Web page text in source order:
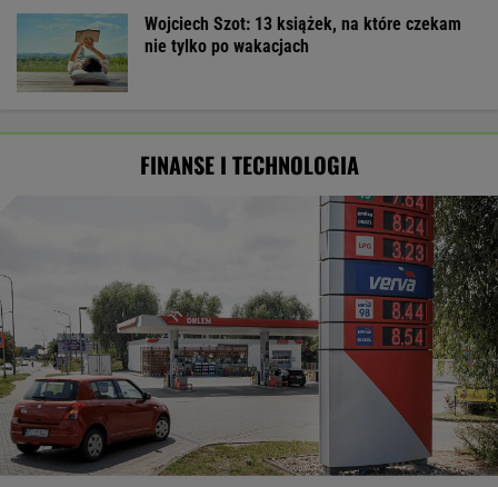
Wojciech Szot: 13 książek, na które czekam
nie tylko po wakacjach
FINANSE I TECHNOLOGIA